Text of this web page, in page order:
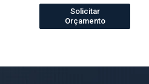
Solicitar
Orçamento